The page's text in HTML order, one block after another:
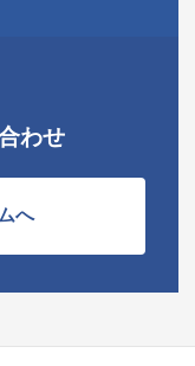
わせ
へ